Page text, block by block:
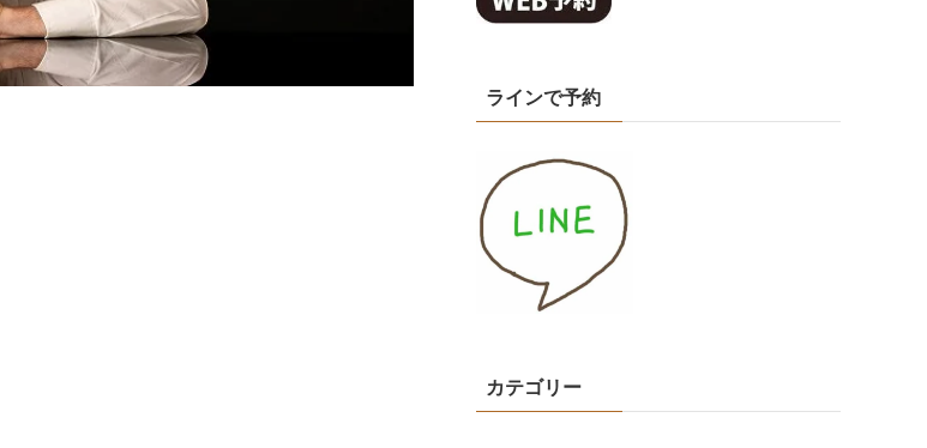
ラインで予約
カテゴリー